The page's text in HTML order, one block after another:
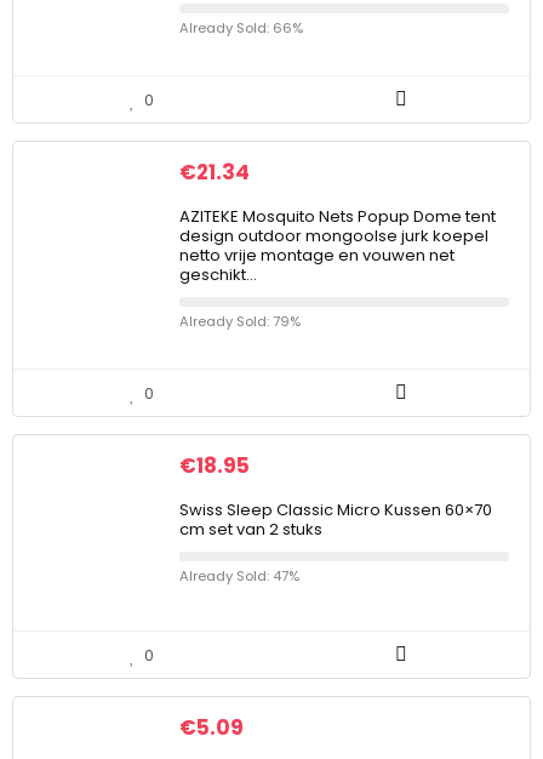
Already Sold: 66%
0
€21.34
AZITEKE Mosquito Nets Popup Dome tent
design outdoor mongoolse jurk koepel
netto vrije montage en vouwen net
geschikt…
Already Sold: 79%
0
€18.95
Swiss Sleep Classic Micro Kussen 60×70
cm set van 2 stuks
Already Sold: 47%
0
€5.09